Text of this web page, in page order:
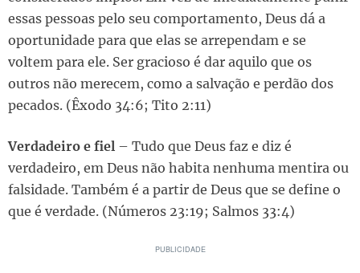
essas pessoas pelo seu comportamento, Deus dá a
oportunidade para que elas se arrependam e se
voltem para ele. Ser gracioso é dar aquilo que os
outros não merecem, como a salvação e perdão dos
pecados. (Êxodo 34:6; Tito 2:11)
Verdadeiro e fiel – Tudo que Deus faz e diz é
verdadeiro, em Deus não habita nenhuma mentira ou
falsidade. Também é a partir de Deus que se define o
que é verdade. (Números 23:19; Salmos 33:4)